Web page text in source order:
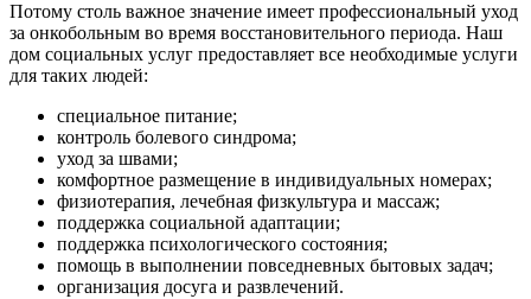
Потому столь важное значение имеет профессиональный уход
за онкобольным во время восстановительного периода. Наш
дом социальных услуг предоставляет все необходимые услуги
для таких людей:
специальное питание;
контроль болевого синдрома;
уход за швами;
комфортное размещение в индивидуальных номерах;
физиотерапия, лечебная физкультура и массаж;
поддержка социальной адаптации;
поддержка психологического состояния;
помощь в выполнении повседневных бытовых задач;
организация досуга и развлечений.